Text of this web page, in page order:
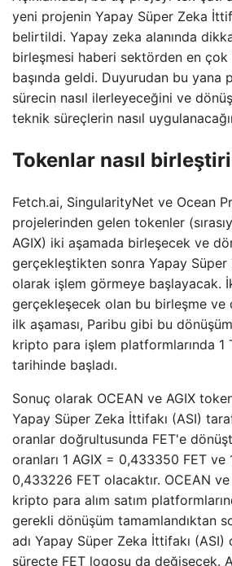
yeni projenin Yapay Süper Zeka
belirtildi. Yapay zeka alanında
birleşmesi haberi sektörden en çok
başında geldi. Duyurudan bu yana
sürecin nasıl ilerleyeceğini ve
teknik süreçlerin nasıl
Tokenlar nasıl
Fetch.ai, SingularityNet ve Ocean
projelerinden gelen tokenler
AGIX) iki aşamada birleşecek ve
gerçekleştikten sonra Yapay Süper
olarak işlem görmeye başlayacak.
gerçekleşecek olan bu birleşme ve
ilk aşaması, Paribu gibi bu
kripto para işlem platformlarında 1
tarihinde başladı.
Sonuç olarak OCEAN ve AGIX
Yapay Süper Zeka İttifakı (ASI)
oranlar doğrultusunda FET'e
oranları 1 AGIX = 0,433350 FET ve
0,433226 FET olacaktır. OCEAN
kripto para alım satım
gerekli dönüşüm tamamlandıktan
adı Yapay Süper Zeka İttifakı (ASI)
süreçte FET logosu da değişecek.